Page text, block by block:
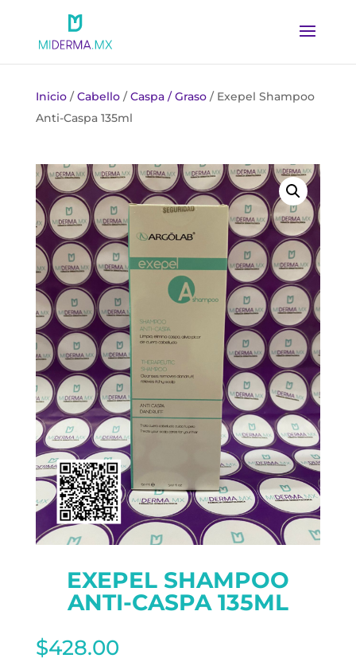
Inicio/Cabello/Caspa / Graso/ Exepel Shampoo
Anti-Caspa 135ml
EXEPEL SHAMPOO
ANTI-CASPA 135ML
$428.00